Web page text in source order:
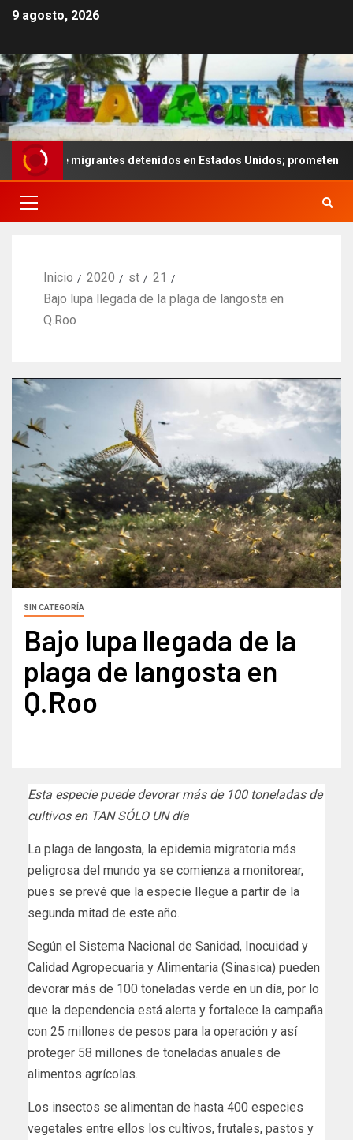
9 agosto, 2026
migrantes detenidos en Estados Unidos; prometen liberarlos
Inicio 2020 st
21
Bajo lupa llegada de la plaga de langosta en
Q.Roo
SIN CATEGORÍA
Bajo lupa llegada de la
plaga de langosta en
Q.Roo
Esta especie puede devorar más de 100 toneladas de
cultivos en TAN SÓLO UN día
La plaga de langosta, la epidemia migratoria más
peligrosa del mundo ya se comienza a monitorear,
pues se prevé que la especie llegue a partir de la
segunda mitad de este año.
Según el Sistema Nacional de Sanidad, Inocuidad y
Calidad Agropecuaria y Alimentaria (Sinasica) pueden
devorar más de 100 toneladas verde en un día, por lo
que la dependencia está alerta y fortalece la campaña
con 25 millones de pesos para la operación y así
proteger 58 millones de toneladas anuales de
alimentos agrícolas.
Los insectos se alimentan de hasta 400 especies
vegetales entre ellos los cultivos, frutales, pastos y